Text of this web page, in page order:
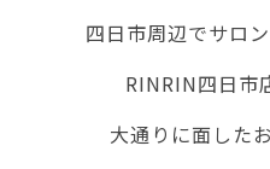
四日市周辺でサロ
RINRIN四日市
大通りに面した